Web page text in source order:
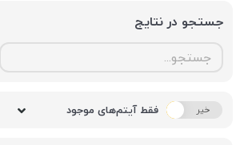
جستجو در نتایج
بله خیر فقط آیتم‌های موجود